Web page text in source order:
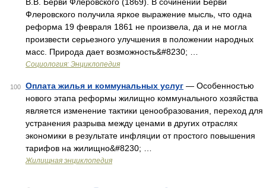
Флеровского получила яркое выражение мысль, что одна
реформа 19 февраля 1861 не произвела, да и не могла
произвести серьезного улучшения в положении народных
масс. Природа дает возможность&#8230; …
Социология: Энциклопедия
100 Оплата жилья и коммунальных услуг — Особенностью
нового этапа реформы жилищно коммунального хозяйства
является изменение тактики ценообразования, переход для
устранения разрыва между ценами в других отраслях
экономики в результате инфляции от простого повышения
тарифов на жилищно&#8230; …
Жилищная энциклопедия